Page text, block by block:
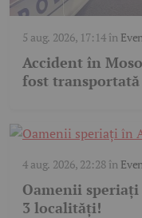
5 aug. 2026, 17:14în
Accident în
fost
4 aug. 2026, 22:28în
Oamenii
3 localități!